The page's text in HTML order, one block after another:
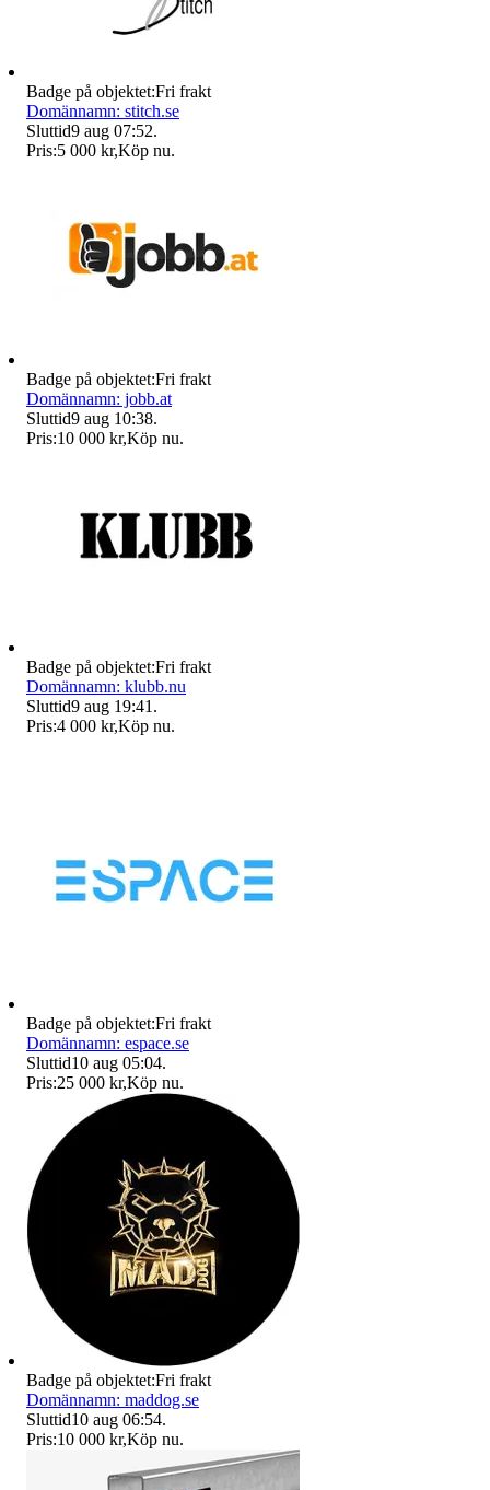
Badge på objektet:Fri frakt
Domännamn: stitch.se
Sluttid9 aug 07:52.
Pris:5 000 kr,Köp nu.
Badge på objektet:Fri frakt
Domännamn: jobb.at
Sluttid9 aug 10:38.
Pris:10 000 kr,Köp nu.
Badge på objektet:Fri frakt
Domännamn: klubb.nu
Sluttid9 aug 19:41 .
Pris:4 000 kr,Köp nu.
Badge på objektet:Fri frakt
Domännamn: espace.se
Sluttid10 aug 05:04.
Pris:25 000 kr,Köp nu.
Badge på objektet:Fri frakt
Domännamn: maddog.se
Sluttid10 aug 06:54.
Pris:10 000 kr,Köp nu.